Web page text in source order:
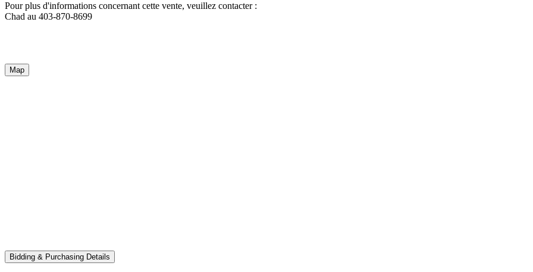
Pour plus d'informations concernant cette vente, veuillez contacter :
Chad au 403-870-8699
Map
Bidding & Purchasing Details